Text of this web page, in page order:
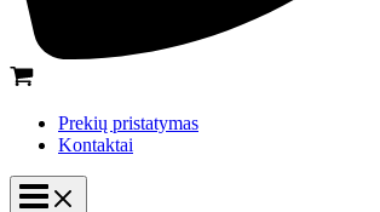
Prekių pristatymas
Kontaktai